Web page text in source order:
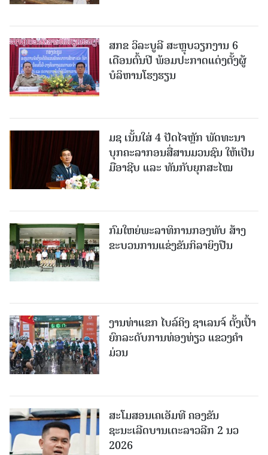
ສກຂ ວິລະບູລີ ສະຫຼຸບວຽກງານ 6
ເດືອນຕົ້ນປີ ພ້ອມປະກາດແຕ່ງຕັ້ງຜູ້
ບໍລິຫານໂຮງຮຽນ
ມຊ ເນັ້ນໃສ່ 4 ປັດໄຈຫຼັກ ພັດທະນາ
ບຸກຄະລາກອນສື່ສານມວນຊົນ ໃຫ້ເປັນ
ມືອາຊີບ ແລະ ທັນກັບຍຸກສະໄໝ
ກົມໃຫຍ່ພະລາທິການກອງທັບ ສ້າງ
ຂະບວນການແຂ່ງຂັນກິລາຍິງປືນ
ງານທ່າແຂກ ໄບລ໌ຄິງ ຊາເລນຈ໌ ຕັ້ງເປົ້າ
ຍົກລະດັບການທ່ອງທ່ຽວ ແຂວງຄໍາ
ມ່ວນ
ສະໂມສອນເຄເອັມທີ ຄອງຂັນ
ຊະນະເລີດບານເຕະລາວລີກ 2 ນວ
2026